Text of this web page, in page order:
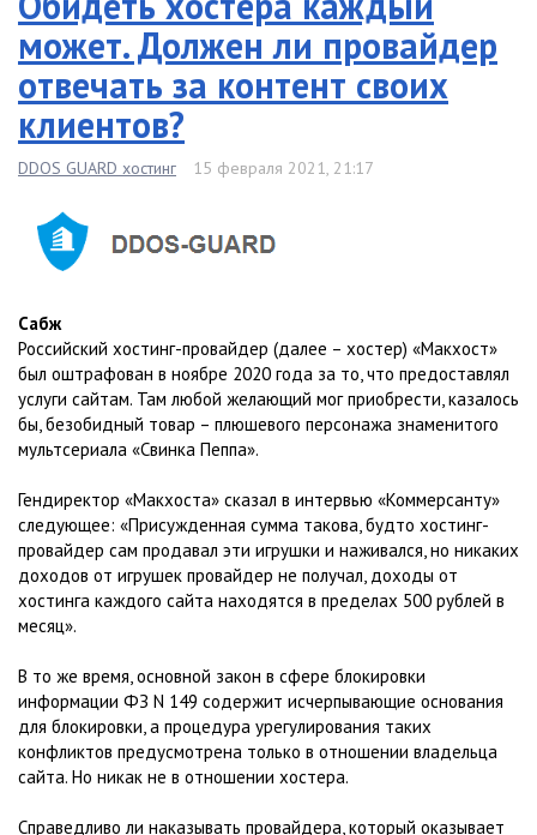
может. Должен ли провайдер
отвечать за контент своих
клиентов?
DDOS GUARD хостинг 15 февраля 2021, 21:17
Сабж
Российский хостинг-провайдер (далее – хостер) «Макхост»
был оштрафован в ноябре 2020 года за то, что предоставлял
услуги сайтам. Там любой желающий мог приобрести, казалось
бы, безобидный товар – плюшевого персонажа знаменитого
мультсериала «Свинка Пеппа».
Гендиректор «Макхоста» сказал в интервью «Коммерсанту»
следующее: «Присужденная сумма такова, будто хостинг-
провайдер сам продавал эти игрушки и наживался, но никаких
доходов от игрушек провайдер не получал, доходы от
хостинга каждого сайта находятся в пределах 500 рублей в
месяц».
В то же время, основной закон в сфере блокировки
информации ФЗ N 149 содержит исчерпывающие основания
для блокировки, а процедура урегулирования таких
конфликтов предусмотрена только в отношении владельца
сайта. Но никак не в отношении хостера.
Справедливо ли наказывать провайдера, который оказывает